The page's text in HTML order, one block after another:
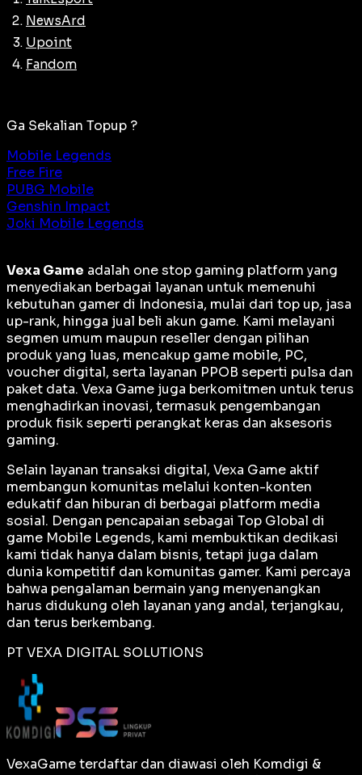
NewsArd
Upoint
Fandom
Ga Sekalian Topup ?
Mobile Legends
Free Fire
PUBG Mobile
Genshin Impact
Joki Mobile Legends
Vexa Game adalah one stop gaming platform yang
menyediakan berbagai layanan untuk memenuhi
kebutuhan gamer di Indonesia, mulai dari top up, jasa
up-rank, hingga jual beli akun game. Kami melayani
segmen umum maupun reseller dengan pilihan
produk yang luas, mencakup game mobile, PC,
voucher digital, serta layanan PPOB seperti pulsa dan
paket data. Vexa Game juga berkomitmen untuk terus
menghadirkan inovasi, termasuk pengembangan
produk fisik seperti perangkat keras dan aksesoris
gaming.
Selain layanan transaksi digital, Vexa Game aktif
membangun komunitas melalui konten-konten
edukatif dan hiburan di berbagai platform media
sosial. Dengan pencapaian sebagai Top Global di
game Mobile Legends, kami membuktikan dedikasi
kami tidak hanya dalam bisnis, tetapi juga dalam
dunia kompetitif dan komunitas gamer. Kami percaya
bahwa pengalaman bermain yang menyenangkan
harus didukung oleh layanan yang andal, terjangkau,
dan terus berkembang.
PT VEXA DIGITAL SOLUTIONS
VexaGame terdaftar dan diawasi oleh Komdigi &